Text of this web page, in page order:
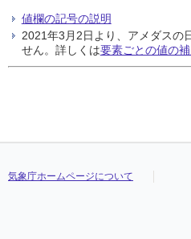
値欄の記号の説明
2021年3月2日より、アメダスの
せん。詳しくは要素ごとの値の
気象庁ホームページについて